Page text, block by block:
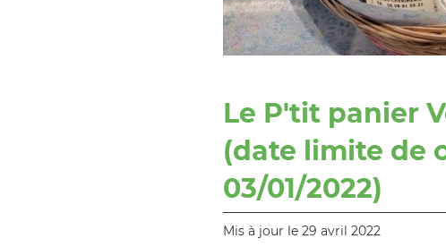
Le P'tit panier
(date limite de
03/01/2022)
Mis à jour le 29 avril 2022